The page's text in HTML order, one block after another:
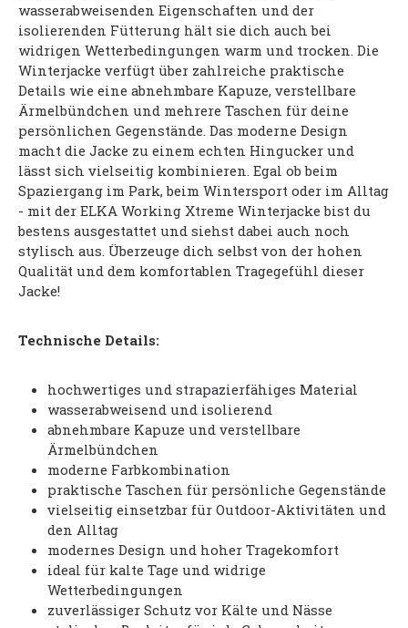
wasserabweisenden Eigenschaften und der
isolierenden Fütterung hält sie dich auch bei
widrigen Wetterbedingungen warm und trocken. Die
Winterjacke verfügt über zahlreiche praktische
Details wie eine abnehmbare Kapuze, verstellbare
Ärmelbündchen und mehrere Taschen für deine
persönlichen Gegenstände. Das moderne Design
macht die Jacke zu einem echten Hingucker und
lässt sich vielseitig kombinieren. Egal ob beim
Spaziergang im Park, beim Wintersport oder im Alltag
- mit der ELKA Working Xtreme Winterjacke bist du
bestens ausgestattet und siehst dabei auch noch
stylisch aus. Überzeuge dich selbst von der hohen
Qualität und dem komfortablen Tragegefühl dieser
Jacke!
Technische Details:
hochwertiges und strapazierfähiges Material
wasserabweisend und isolierend
abnehmbare Kapuze und verstellbare
Ärmelbündchen
moderne Farbkombination
praktische Taschen für persönliche Gegenstände
vielseitig einsetzbar für Outdoor-Aktivitäten und
den Alltag
modernes Design und hoher Tragekomfort
ideal für kalte Tage und widrige
Wetterbedingungen
zuverlässiger Schutz vor Kälte und Nässe